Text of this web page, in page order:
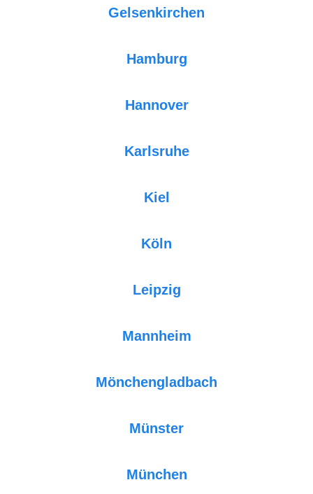
Gelsenkirchen
Hamburg
Hannover
Karlsruhe
Kiel
Köln
Leipzig
Mannheim
Mönchengladbach
Münster
München